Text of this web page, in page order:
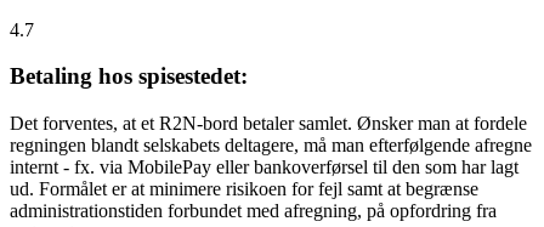
4.7
Betaling hos spisestedet:
Det forventes, at et R2N-bord betaler samlet. Ønsker man at fordele
regningen blandt selskabets deltagere, må man efterfølgende afregne
internt - fx. via MobilePay eller bankoverførsel til den som har lagt
ud. Formålet er at minimere risikoen for fejl samt at begrænse
administrationstiden forbundet med afregning, på opfordring fra